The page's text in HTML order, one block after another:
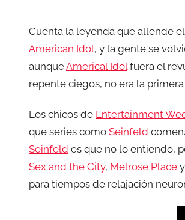
Cuenta la leyenda que allende
American Idol, y la gente se
aunqueAmerical Idolfuera el
repente ciegos, no era la
Los chicos de Entertainment
que series como Seinfeld
Seinfeld es que no lo entiendo,
Sex and the City, Melrose Place y
para tiempos de relajación